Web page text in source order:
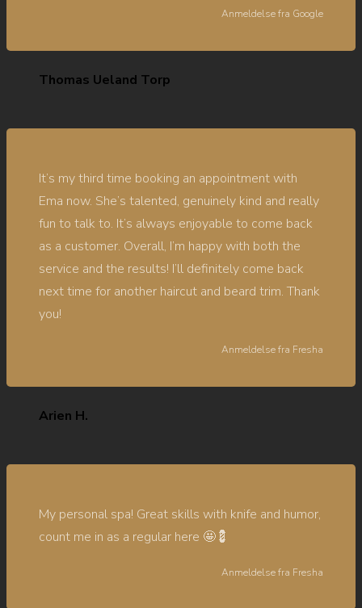
Anmeldelse fra Google
Thomas Ueland Torp
It’s my third time booking an appointment with
Ema now. She’s talented, genuinely kind and really
fun to talk to. It’s always enjoyable to come back
as a customer. Overall, I’m happy with both the
service and the results! I’ll definitely come back
next time for another haircut and beard trim. Thank
you!
Anmeldelse fra Fresha
Arien H.
My personal spa! Great skills with knife and humor,
count me in as a regular here 🤩💈
Anmeldelse fra Fresha